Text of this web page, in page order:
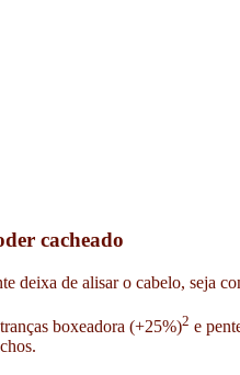
cacheado
deixa de alisar o cabelo, seja
boxeadora (+25%)2 e